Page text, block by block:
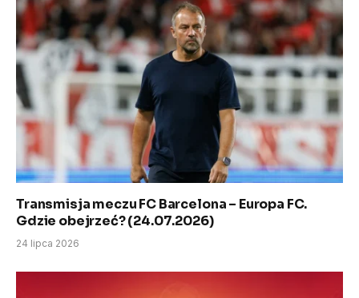
Transmisja meczu FC Barcelona – Europa FC.
Gdzie obejrzeć? (24.07.2026)
24 lipca 2026